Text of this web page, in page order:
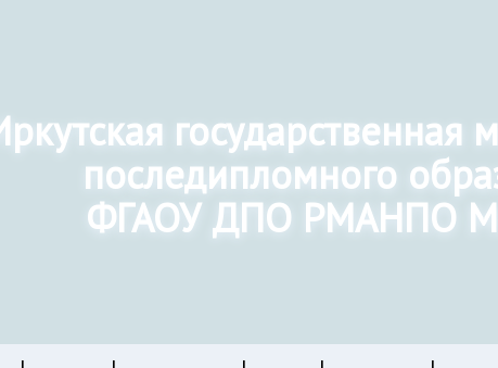
последипломного
ФГАОУ ДПО РМАНПО